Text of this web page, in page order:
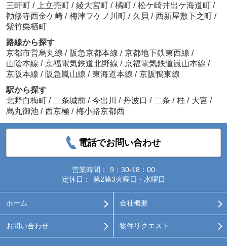
三軒町 / 上立売町 / 綾大宮町 / 橘町 / 松ケ崎井出ケ海道町 /
勧修寺西金ケ崎 / 梅津フケノ川町 / 久貝 / 西新屋敷下之町 /
紫竹栗栖町
路線から探す
京都市営烏丸線 / 阪急京都本線 / 京都地下鉄東西線 /
山陰本線 / 京福電気鉄道北野線 / 京福電気鉄道嵐山本線 /
京阪本線 / 阪急嵐山線 / 東海道本線 / 京阪鴨東線
駅から探す
北野白梅町 / 二条城前 / 今出川 / 丹波口 / 二条 / 桂 / 大宮 /
烏丸御池 / 西京極 / 梅小路京都西
電話でお問い合わせ
営業時間：
9：30-18：00
定休日：
第2第3火曜日・水曜日
ホーム 会社概要
お問い合わせ 物件リクエスト